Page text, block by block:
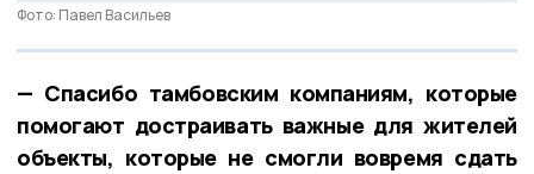
Фото: Павел Васильев
— Спасибо тамбовским компаниям, которые
помогают достраивать важные для жителей
объекты, которые не смогли вовремя сдать